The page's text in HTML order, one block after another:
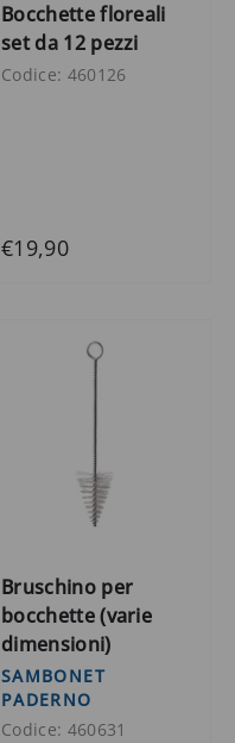
Bocchette floreali
set da 12 pezzi
Codice: 460126
€19,90
Bruschino per
bocchette (varie
dimensioni)
SAMBONET
PADERNO
Codice: 460631